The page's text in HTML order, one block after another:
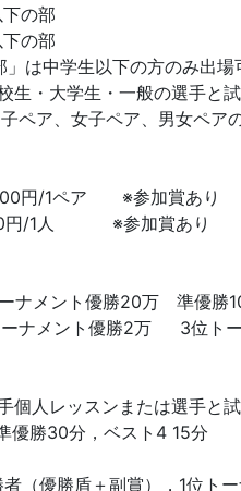
の部
の部
は中学生以下の方のみ出
生・大学生・一般の選手と
ペア、女子ペア、男女ペア
円/1ペア ※参加賞あり
円/1人 ※参加賞あり
ーナメント優勝20万 準優
ナメント優勝2万 3位ト
個人レッスンまたは選手と
準優勝30分，ベスト4
（優勝盾＋副賞），1位トー